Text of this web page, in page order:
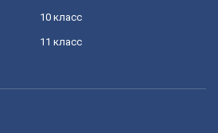
10 класс
11 класс